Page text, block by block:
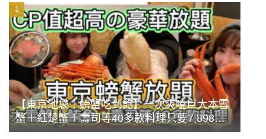
【東京池袋｜螃蟹吃到飽】一次爽嗑巨大本雪
蟹＋紅楚蟹＋壽司等40多款料理只要7,898
円？！CP值超高的豪華放題餐《蟹まみれ